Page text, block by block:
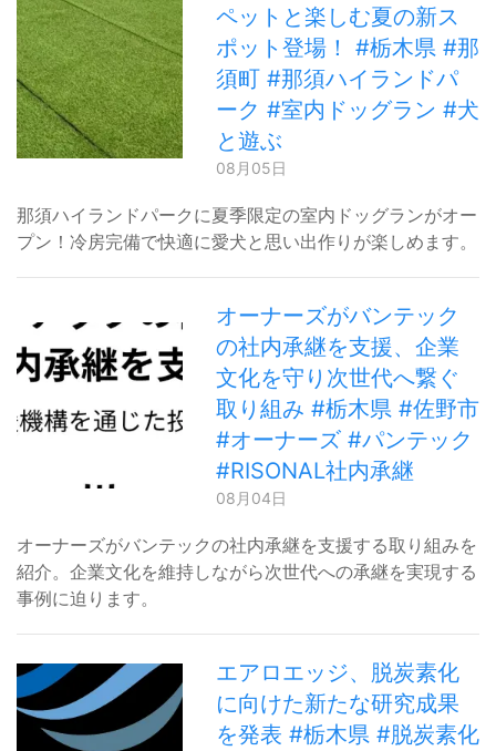
ペットと楽しむ夏の新ス
ポット登場！ #栃木県 #那
須町 #那須ハイランドパ
ーク #室内ドッグラン #犬
と遊ぶ
08月05日
那須ハイランドパークに夏季限定の室内ドッグランがオー
プン！冷房完備で快適に愛犬と思い出作りが楽しめます。
オーナーズがバンテック
の社内承継を支援、企業
文化を守り次世代へ繋ぐ
取り組み #栃木県 #佐野市
#オーナーズ #パンテック
#RISONAL社内承継
08月04日
オーナーズがバンテックの社内承継を支援する取り組みを
紹介。企業文化を維持しながら次世代への承継を実現する
事例に迫ります。
エアロエッジ、脱炭素化
に向けた新たな研究成果
を発表 #栃木県 #脱炭素化